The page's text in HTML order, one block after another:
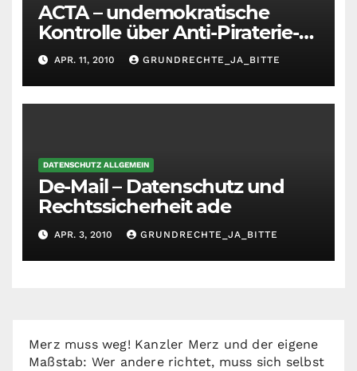
ACTA – undemokratische
Kontrolle über Anti-Piraterie-
Abkommen
APR. 11, 2010 GRUNDRECHTE_JA_BITTE
DATENSCHUTZ ALLGEMEIN
De-Mail – Datenschutz und
Rechtssicherheit ade
APR. 3, 2010 GRUNDRECHTE_JA_BITTE
Merz muss weg! Kanzler Merz und der eigene
Maßstab: Wer andere richtet, muss sich selbst